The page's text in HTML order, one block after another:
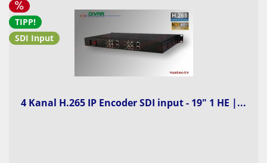
TIPP!
SDI Input
4 Kanal H.265 IP Encoder SDI input - 19" 1 HE |...